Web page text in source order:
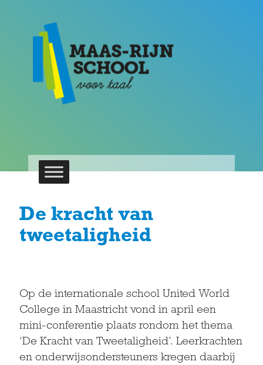
De kracht van
tweetaligheid
Op de internationale school United World
College in Maastricht vond in april een
mini-conferentie plaats rondom het thema
‘De Kracht van Tweetaligheid’. Leerkrachten
en onderwijsondersteuners kregen daarbij